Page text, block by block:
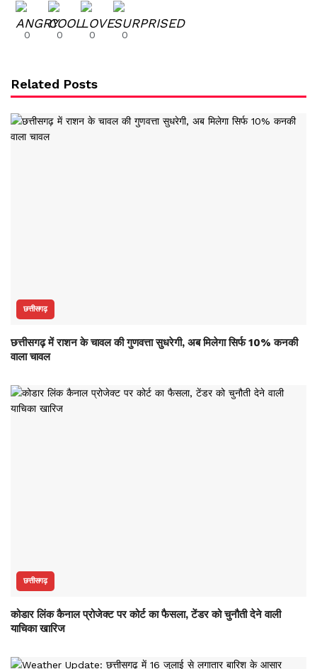
0 0 0 0
Related Posts
छत्तीसगढ़
छत्तीसगढ़ में राशन के चावल की गुणवत्ता सुधरेगी, अब मिलेगा सिर्फ 10% कनकी
वाला चावल
छत्तीसगढ़
कोडार लिंक कैनाल प्रोजेक्ट पर कोर्ट का फैसला, टेंडर को चुनौती देने वाली
याचिका खारिज